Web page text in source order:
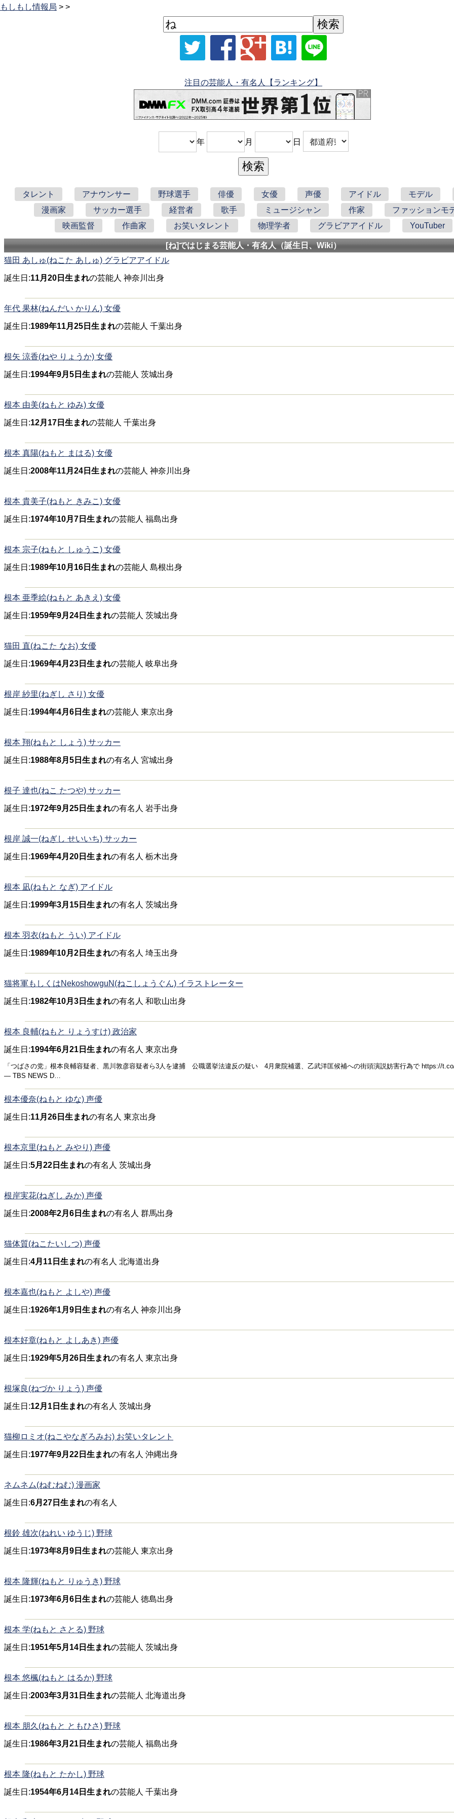
もしもし情報局 > >
注目の芸能人・有名人【ランキング】
年 月 日
タレント アナウンサー 野球選手 俳優 女優 声優 アイドル モデル
漫画家
サッカー選手 経営者 歌手 ミュージシャン 作家
ファッションモ
映画監督
作曲家 お笑いタレント 物理学者 グラビアアイドル YouTuber
[ね]ではじまる芸能人・有名人（誕生日、Wiki）
猫田 あしゅ(ねこた あしゅ) グラビアアイドル
誕生日:11月20日生まれの芸能人 神奈川出身
年代 果林(ねんだい かりん) 女優
誕生日:1989年11月25日生まれの芸能人 千葉出身
根矢 涼香(ねや りょうか) 女優
誕生日:1994年9月5日生まれの芸能人 茨城出身
根本 由美(ねもと ゆみ) 女優
誕生日:12月17日生まれの芸能人 千葉出身
根本 真陽(ねもと まはる) 女優
誕生日:2008年11月24日生まれの芸能人 神奈川出身
根本 貴美子(ねもと きみこ) 女優
誕生日:1974年10月7日生まれの芸能人 福島出身
根本 宗子(ねもと しゅうこ) 女優
誕生日:1989年10月16日生まれの芸能人 島根出身
根本 亜季絵(ねもと あきえ) 女優
誕生日:1959年9月24日生まれの芸能人 茨城出身
猫田 直(ねこた なお) 女優
誕生日:1969年4月23日生まれの芸能人 岐阜出身
根岸 紗里(ねぎし さり) 女優
誕生日:1994年4月6日生まれの芸能人 東京出身
根本 翔(ねもと しょう) サッカー
誕生日:1988年8月5日生まれの有名人 宮城出身
根子 達也(ねこ たつや) サッカー
誕生日:1972年9月25日生まれの有名人 岩手出身
根岸 誠一(ねぎし せいいち) サッカー
誕生日:1969年4月20日生まれの有名人 栃木出身
根本 凪(ねもと なぎ) アイドル
誕生日:1999年3月15日生まれの有名人 茨城出身
根本 羽衣(ねもと うい) アイドル
誕生日:1989年10月2日生まれの有名人 埼玉出身
猫将軍もしくはNekoshowguN(ねこしょうぐん) イラストレーター
誕生日:1982年10月3日生まれの有名人 和歌山出身
根本 良輔(ねもと りょうすけ) 政治家
誕生日:1994年6月21日生まれの有名人 東京出身
「つばさの党」根本良輔容疑者、黒川敦彦容疑者ら3人を逮捕 公職選挙法違反の疑い 4月衆院補選、乙武洋匡候補への街頭演説妨害行為で https://
— TBS NEWS D…
根本優奈(ねもと ゆな) 声優
誕生日:11月26日生まれの有名人 東京出身
根本京里(ねもと みやり) 声優
誕生日:5月22日生まれの有名人 茨城出身
根岸実花(ねぎし みか) 声優
誕生日:2008年2月6日生まれの有名人 群馬出身
猫体質(ねこたいしつ) 声優
誕生日:4月11日生まれの有名人 北海道出身
根本嘉也(ねもと よしや) 声優
誕生日:1926年1月9日生まれの有名人 神奈川出身
根本好章(ねもと よしあき) 声優
誕生日:1929年5月26日生まれの有名人 東京出身
根塚良(ねづか りょう) 声優
誕生日:12月1日生まれの有名人 茨城出身
猫柳ロミオ(ねこやなぎろみお) お笑いタレント
誕生日:1977年9月22日生まれの有名人 沖縄出身
ネムネム(ねむねむ) 漫画家
誕生日:6月27日生まれの有名人
根鈴 雄次(ねれい ゆうじ) 野球
誕生日:1973年8月9日生まれの芸能人 東京出身
根本 隆輝(ねもと りゅうき) 野球
誕生日:1973年6月6日生まれの芸能人 徳島出身
根本 学(ねもと さとる) 野球
誕生日:1951年5月14日生まれの芸能人 茨城出身
根本 悠楓(ねもと はるか) 野球
誕生日:2003年3月31日生まれの芸能人 北海道出身
根本 朋久(ねもと ともひさ) 野球
誕生日:1986年3月21日生まれの芸能人 福島出身
根本 隆(ねもと たかし) 野球
誕生日:1954年6月14日生まれの芸能人 千葉出身